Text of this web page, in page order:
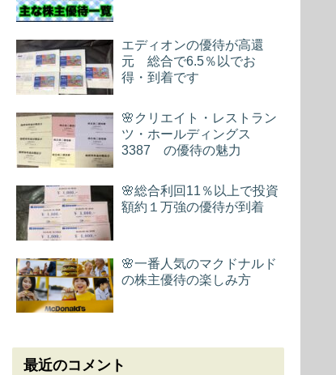
エディオンの優待が高還
元 総合で6.5％以でお
得・到着です
🌸クリエイト・レストラン
ツ・ホールディングス
3387 の優待の魅力
🌸総合利回11％以上で投資
額約１万強の優待が到着
🌸一番人気のマクドナルド
の株主優待の楽しみ方
最近のコメント